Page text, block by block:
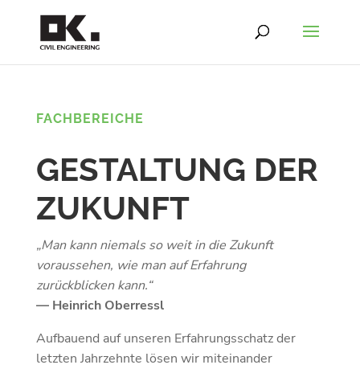
FACHBEREICHE
GESTALTUNG DER
ZUKUNFT
„Man kann niemals so weit in die Zukunft
voraussehen, wie man auf Erfahrung
zurückblicken kann.“
— Heinrich Oberressl
Aufbauend auf unseren Erfahrungsschatz der
letzten Jahrzehnte lösen wir miteinander